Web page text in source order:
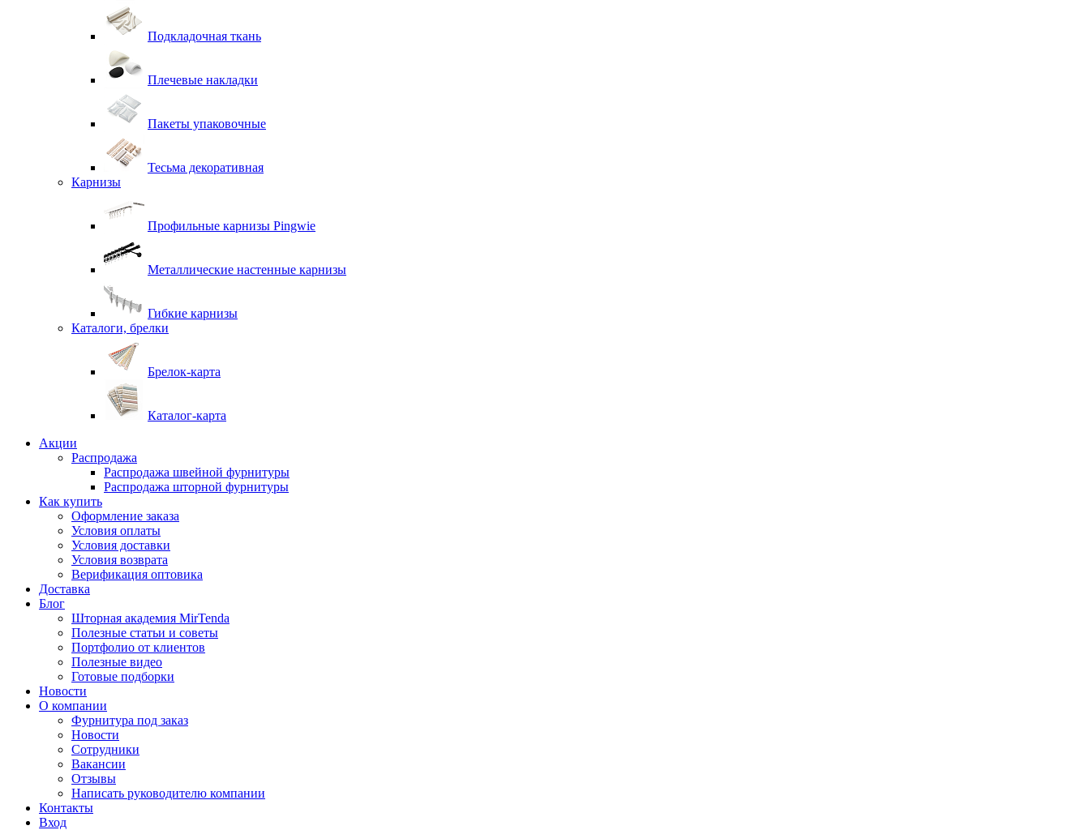
Подкладочная ткань
Плечевые накладки
Пакеты упаковочные
Тесьма декоративная
Карнизы
Профильные карнизы Pingwie
Металлические настенные карнизы
Гибкие карнизы
Каталоги, брелки
Брелок-карта
Каталог-карта
Акции
Распродажа
Распродажа швейной фурнитуры
Распродажа шторной фурнитуры
Как купить
Оформление заказа
Условия оплаты
Условия доставки
Условия возврата
Верификация оптовика
Доставка
Блог
Шторная академия MirTenda
Полезные статьи и советы
Портфолио от клиентов
Полезные видео
Готовые подборки
Новости
О компании
Фурнитура под заказ
Новости
Сотрудники
Вакансии
Отзывы
Написать руководителю компании
Контакты
Вход